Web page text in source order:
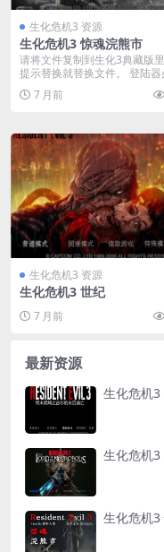
生化危机3 资源
生化危机3 惊魂浣熊市
请将文件复制到生化3典藏版
提示替换就替换文件。 登陆器
用专用的。 请...
7 月前
生化危机3 资源
生化危机3 世纪
7 月前
最新资源
生化危机
生化危机3
生化危机